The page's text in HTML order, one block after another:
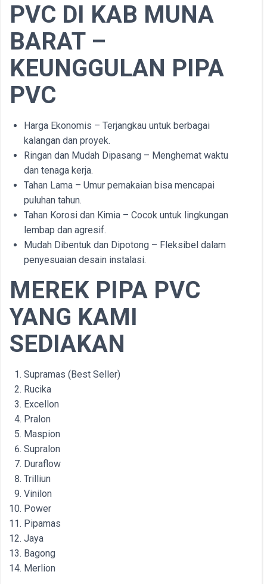
PVC DI KAB MUNA
BARAT –
KEUNGGULAN PIPA
PVC
Harga Ekonomis – Terjangkau untuk berbagai
kalangan dan proyek.
Ringan dan Mudah Dipasang – Menghemat waktu
dan tenaga kerja.
Tahan Lama – Umur pemakaian bisa mencapai
puluhan tahun.
Tahan Korosi dan Kimia – Cocok untuk lingkungan
lembap dan agresif.
Mudah Dibentuk dan Dipotong – Fleksibel dalam
penyesuaian desain instalasi.
MEREK PIPA PVC
YANG KAMI
SEDIAKAN
Supramas (Best Seller)
Rucika
Excellon
Pralon
Maspion
Supralon
Duraflow
Trilliun
Vinilon
Power
Pipamas
Jaya
Bagong
Merlion